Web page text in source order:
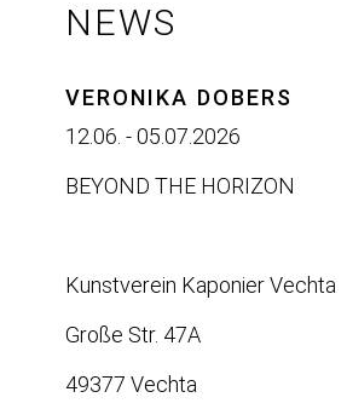
NEWS
VERONIKA DOBERS
12.06. - 05.07.2026
BEYOND THE HORIZON
Kunstverein Kaponier Vechta
Große Str. 47A
49377 Vechta